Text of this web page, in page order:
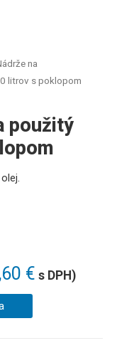
na
litrov s poklopom
použitý
€ s DPH)